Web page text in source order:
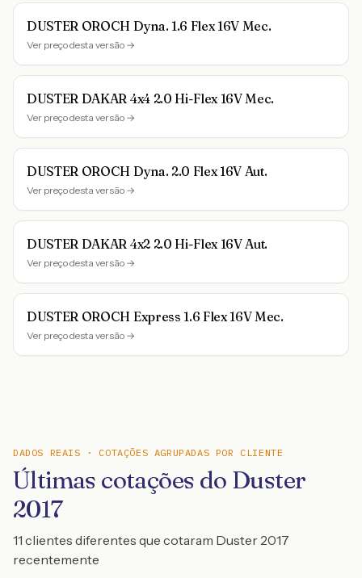
DUSTER OROCH Dyna. 1.6 Flex 16V Mec.
Ver preço desta versão →
DUSTER DAKAR 4x4 2.0 Hi-Flex 16V Mec.
Ver preço desta versão →
DUSTER OROCH Dyna. 2.0 Flex 16V Aut.
Ver preço desta versão →
DUSTER DAKAR 4x2 2.0 Hi-Flex 16V Aut.
Ver preço desta versão →
DUSTER OROCH Express 1.6 Flex 16V Mec.
Ver preço desta versão →
DADOS REAIS · COTAÇÕES AGRUPADAS POR CLIENTE
Últimas cotações do Duster
2017
11 clientes diferentes que cotaram Duster 2017
recentemente